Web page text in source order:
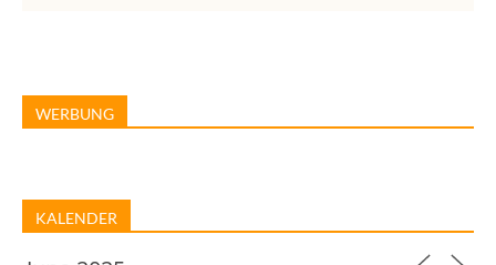
WERBUNG
KALENDER